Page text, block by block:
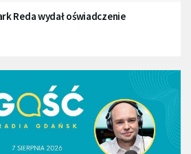
Reda wydał oświadczenie